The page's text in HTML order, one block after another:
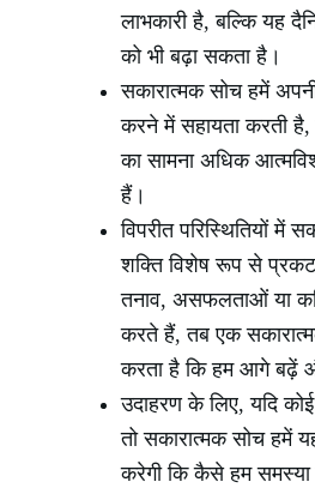
लाभकारी है, बल्कि यह
को भी बढ़ा सकता है।
सकारात्मक सोच हमें
करने में सहायता करती
का सामना अधिक
हैं।
विपरीत परिस्थितियों में
शक्ति विशेष रूप से
तनाव, असफलताओं या
करते हैं, तब एक
करता है कि हम आगे बढ़ें
उदाहरण के लिए, यदि
तो सकारात्मक सोच हमें
करेगी कि कैसे हम